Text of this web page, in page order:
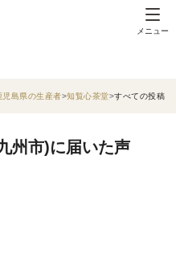
メニュー
児島県の生産者 知覧心茶堂 すべての投稿
州市)に届いた声